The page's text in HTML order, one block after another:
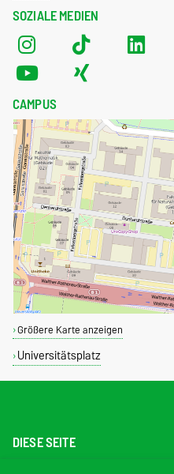
SOZIALE MEDIEN
CAMPUS
Größere Karte anzeigen
Universitätsplatz
DIESE SEITE